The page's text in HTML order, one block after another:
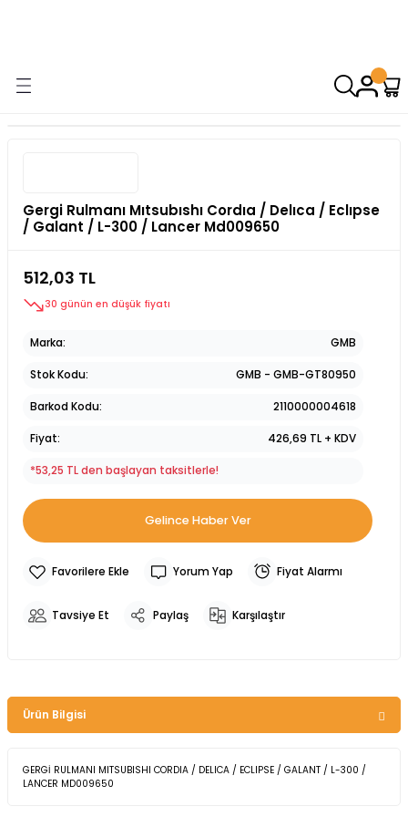
Gergi Rulmanı Mıtsubıshı Cordıa / Delıca / Eclıpse
/ Galant / L-300 / Lancer Md009650
512,03 TL
30 günün en düşük fiyatı
Marka GMB
Stok Kodu GMB - GMB-GT80950
Barkod Kodu 2110000004618
Fiyat 426,69 TL + KDV
*53,25 TL den başlayan taksitlerle!
Gelince Haber Ver
Yorum Yap Fiyat Alarmı
Tavsiye Et Paylaş Karşılaştır
Ürün Bilgisi
GERGİ RULMANI MITSUBISHI CORDIA / DELICA / ECLIPSE / GALANT / L-300 /
LANCER MD009650